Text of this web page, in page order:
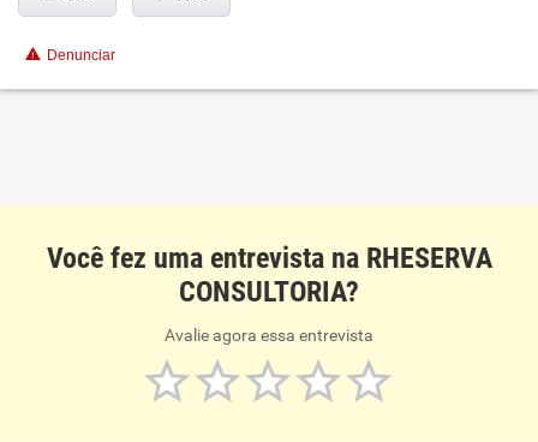
Denunciar
Você fez uma entrevista na RHESERVA
CONSULTORIA?
Avalie agora essa entrevista